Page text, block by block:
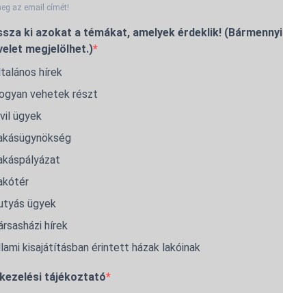
az email címét!
ki azokat a témákat, amelyek érdeklik! (Bármennyi
megjelölhet.)
hírek
vehetek részt
ügyek
ügyek
hírek
kisajátításban érintett házak lakóinak
tájékoztató